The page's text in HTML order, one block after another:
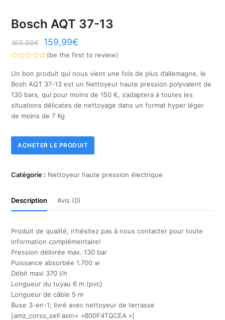
Bosch AQT 37-13
169,99€ 159,99€
0
sur
5
(be the first to review)
Un bon produit qui nous vient une fois de plus d’allemagne, le
Bosh AQT 37-13 est un Nettoyeur haute pression polyvalent de
130 bars, qui pour moins de 150 €, s’adaptera à toutes les
situations délicates de nettoyage dans un format hyper léger
de moins de 7 Kg
ACHETER LE PRODUIT
Catégorie : Nettoyeur haute pression électrique
Description Avis (0)
Produit de qualité, n’hésitez pas à nous contacter pour toute
information complémentaire!
Pression délivrée max. 130 bar
Puissance absorbée 1.700 w
Débit maxi 370 l/h
Longueur du tuyau 6 m (pvc)
Longueur de câble 5 m
Buse 3-en-1; livré avec nettoyeur de terrasse
[amz_corss_sell asin= »B00F4TQCEA »]